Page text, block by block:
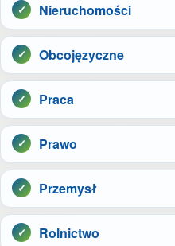
Nieruchomości
Obcojęzyczne
Praca
Prawo
Przemysł
Rolnictwo